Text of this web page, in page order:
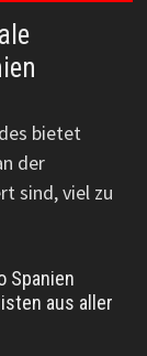
bietet
der
sind, viel zu
Spanien
aus aller